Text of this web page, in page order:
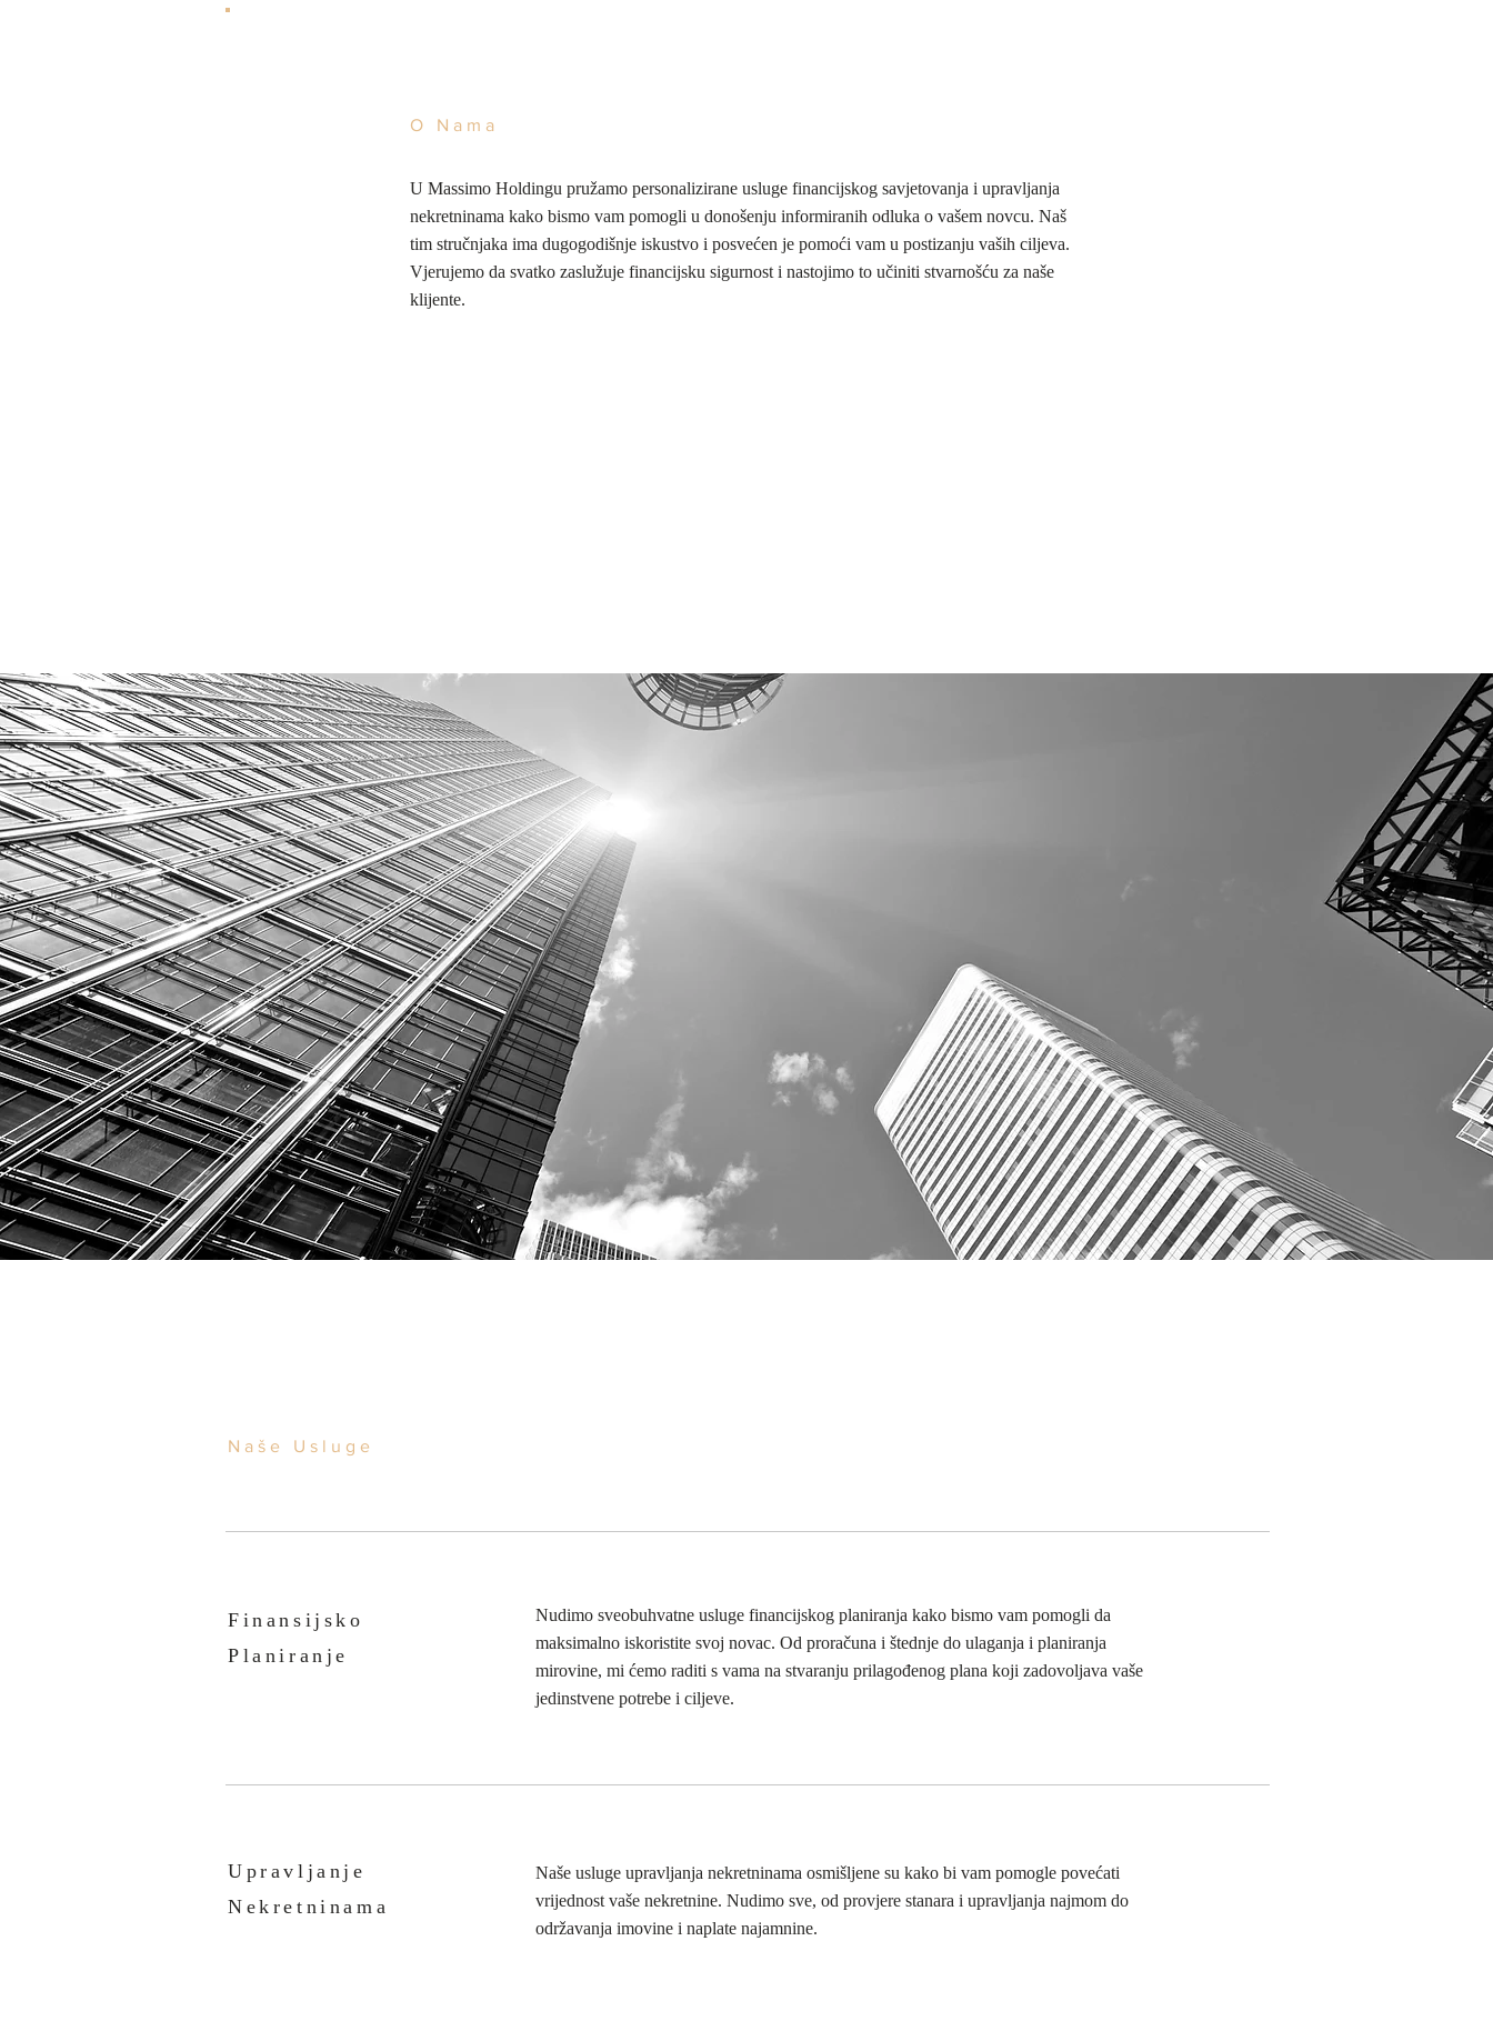
O Nama
U Massimo Holdingu pružamo personalizirane usluge financijskog savjetovanja i upravljanja
nekretninama kako bismo vam pomogli u donošenju informiranih odluka o vašem novcu. Naš
tim stručnjaka ima dugogodišnje iskustvo i posvećen je pomoći vam u postizanju vaših ciljeva.
Vjerujemo da svatko zaslužuje financijsku sigurnost i nastojimo to učiniti stvarnošću za naše
klijente.
Naše Usluge
Finansijsko
Planiranje
Nudimo sveobuhvatne usluge financijskog planiranja kako bismo vam pomogli da
maksimalno iskoristite svoj novac. Od proračuna i štednje do ulaganja i planiranja
mirovine, mi ćemo raditi s vama na stvaranju prilagođenog plana koji zadovoljava vaše
jedinstvene potrebe i ciljeve.
Upravljanje
Nekretninama
Naše usluge upravljanja nekretninama osmišljene su kako bi vam pomogle povećati
vrijednost vaše nekretnine. Nudimo sve, od provjere stanara i upravljanja najmom do
održavanja imovine i naplate najamnine.